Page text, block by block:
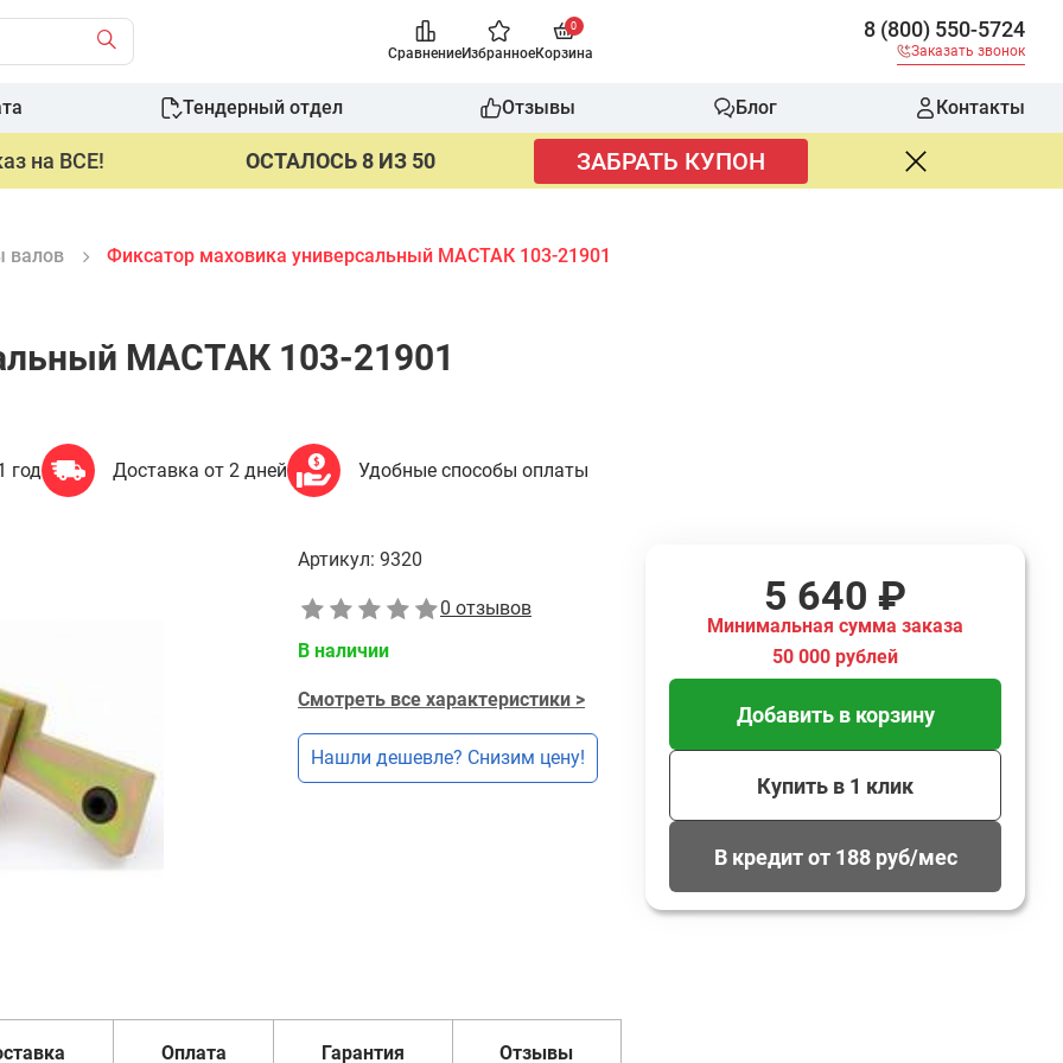
СравнениеИзбранное
0
Корзина
8 (800) 550-5724
Заказать звонок
Тендерный отдел Отзывы Блог Контакты
на ВСЕ! ОСТАЛОСЬ 8 ИЗ 50 ЗАБРАТЬ КУПОН
валов Фиксатор маховика универсальный МАСТАК 103-21901
МАСТАК 103-21901
год Доставка от 2 дней Удобные способы оплаты
Артикул: 9320
0 отзывов
В наличии
Смотреть все характеристики >
Нашли дешевле? Снизим цену!
Оплата Гарантия Отзывы
5 640 ₽
Минимальная сумма заказа
50 000 рублей
Добавить в корзину
Купить в 1 клик
В кредит от 188 руб/мес